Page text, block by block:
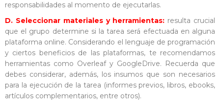
responsabilidades al momento de ejecutarlas.
D. Seleccionar materiales y herramientas: resulta crucial
que el grupo determine si la tarea será efectuada en alguna
plataforma online. Considerando el lenguaje de programación
y ciertos beneficios de las plataformas, te recomendamos
herramientas como Overleaf y GoogleDrive. Recuerda que
debes considerar, además, los insumos que son necesarios
para la ejecución de la tarea (informes previos, libros, ebooks,
artículos complementarios, entre otros).